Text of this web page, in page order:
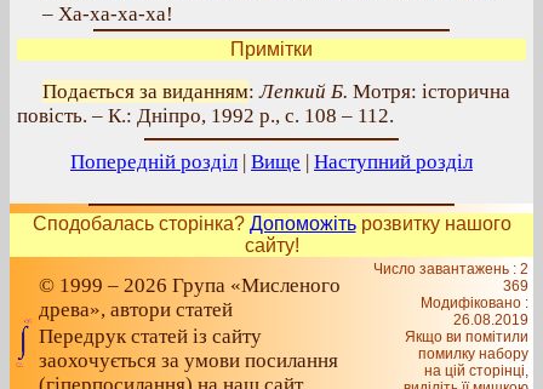
– Ха-ха-ха-ха!
Примітки
Подається за виданням:Лепкий Б. Мотря: історична
повість. – К.: Дніпро, 1992 р., с. 108 – 112.
Попередній розділ | Вище | Наступний розділ
Сподобалась сторінка? Допоможітьрозвитку нашого
сайту!
© 1999 – 2026 Група «Мисленого
древа», автори статей
Передрук статей із сайту
заохочується за умови посилання
Число завантажень : 2
369
Модифіковано :
26.08.2019
Якщо ви помітили
помилку набору
на цiй сторiнцi,